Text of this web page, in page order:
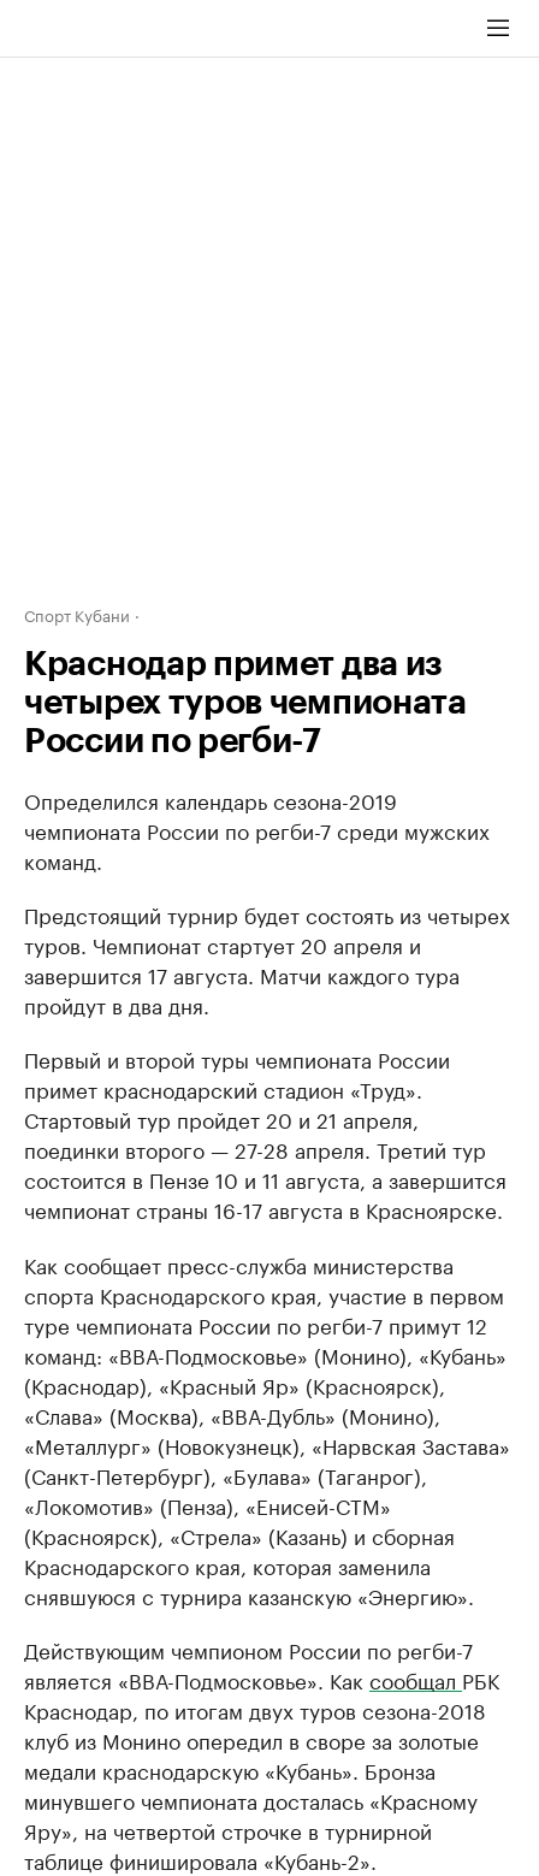
Спорт Кубани
Краснодар примет два из
четырех туров чемпионата
России по регби-7
Определился календарь сезона-2019
чемпионата России по регби-7 среди мужских
команд.
Предстоящий турнир будет состоять из четырех
туров. Чемпионат стартует 20 апреля и
завершится 17 августа. Матчи каждого тура
пройдут в два дня.
Первый и второй туры чемпионата России
примет краснодарский стадион «Труд».
Стартовый тур пройдет 20 и 21 апреля,
поединки второго — 27-28 апреля. Третий тур
состоится в Пензе 10 и 11 августа, а завершится
чемпионат страны 16-17 августа в Красноярске.
Как сообщает пресс-служба министерства
спорта Краснодарского края, участие в первом
туре чемпионата России по регби-7 примут 12
команд: «ВВА-Подмосковье» (Монино), «Кубань»
(Краснодар), «Красный Яр» (Красноярск),
«Слава» (Москва), «ВВА-Дубль» (Монино),
«Металлург» (Новокузнецк), «Нарвская Застава»
(Санкт-Петербург), «Булава» (Таганрог),
«Локомотив» (Пенза), «Енисей-СТМ»
(Красноярск), «Стрела» (Казань) и сборная
Краснодарского края, которая заменила
снявшуюся с турнира казанскую «Энергию».
Действующим чемпионом России по регби-7
является «ВВА-Подмосковье». Как сообщал РБК
Краснодар, по итогам двух туров сезона-2018
клуб из Монино опередил в своре за золотые
медали краснодарскую «Кубань». Бронза
минувшего чемпионата досталась «Красному
Яру», на четвертой строчке в турнирной
таблице финишировала «Кубань-2».